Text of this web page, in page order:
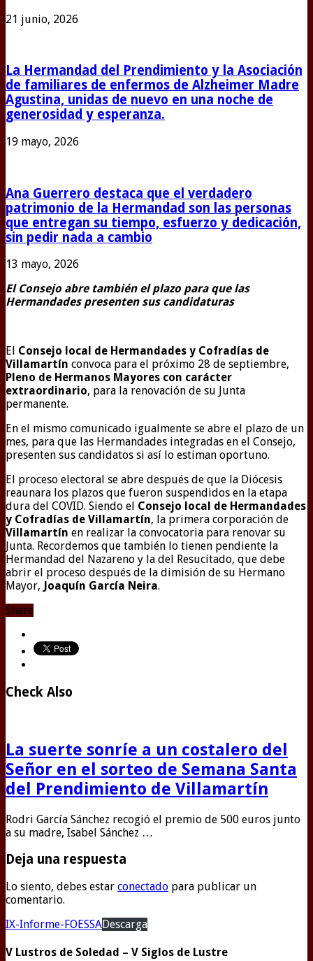
21 junio, 2026
La Hermandad del Prendimiento y la Asociación
de familiares de enfermos de Alzheimer Madre
Agustina, unidas de nuevo en una noche de
generosidad y esperanza.
19 mayo, 2026
Ana Guerrero destaca que el verdadero
patrimonio de la Hermandad son las personas
que entregan su tiempo, esfuerzo y dedicación,
sin pedir nada a cambio
13 mayo, 2026
El Consejo abre también el plazo para que las
Hermandades presenten sus candidaturas
El Consejo local de Hermandades y Cofradías de
Villamartín convoca para el próximo 28 de septiembre,
Pleno de Hermanos Mayores con carácter
extraordinario, para la renovación de su Junta
permanente.
En el mismo comunicado igualmente se abre el plazo de un
mes, para que las Hermandades integradas en el Consejo,
presenten sus candidatos si así lo estiman oportuno.
El proceso electoral se abre después de que la Diócesis
reaunara los plazos que fueron suspendidos en la etapa
dura del COVID. Siendo el Consejo local de Hermandades
y Cofradías de Villamartín, la primera corporación de
Villamartín en realizar la convocatoria para renovar su
Junta. Recordemos que también lo tienen pendiente la
Hermandad del Nazareno y la del Resucitado, que debe
abrir el proceso después de la dimisión de su Hermano
Mayor,
Joaquín García Neira.
Share
Check Also
La suerte sonríe a un costalero del
Señor en el sorteo de Semana Santa
del Prendimiento de Villamartín
Rodri García Sánchez recogió el premio de 500 euros junto
a su madre, Isabel Sánchez …
Deja una respuesta
Lo siento, debes estar conectado para publicar un
comentario.
IX-Informe-FOESSADescarga
V Lustros de Soledad – V Siglos de Lustre